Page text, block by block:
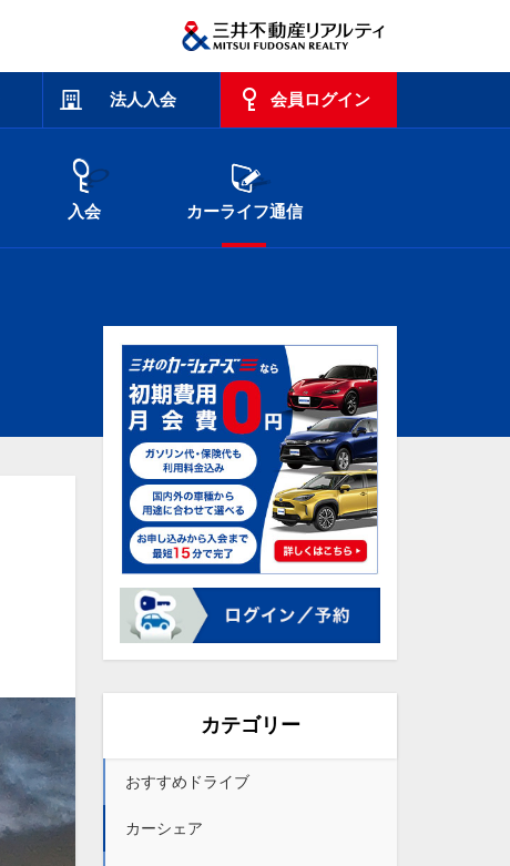
法人入会 会員ログイン
入会 カーライフ通信
カテゴリー
おすすめドライブ
カーシェア